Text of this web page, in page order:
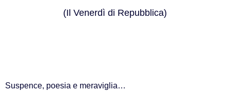
(Il Venerdì di Repubblica)
Suspence, poesia e meraviglia…